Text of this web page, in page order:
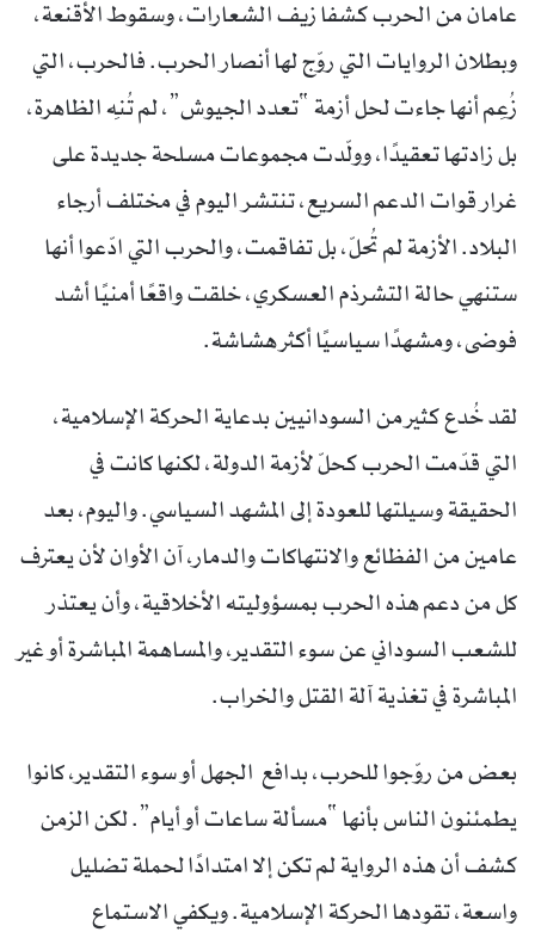
عامان من الحرب كشفا زيف الشعارات، وسقوط الأقنعة،
وبطلان الروايات التي روّج لها أنصار الحرب. فالحرب، التي
زُعِم أنها جاءت لحل أزمة “تعدد الجيوش”، لم تُنهِ الظاهرة،
بل زادتها تعقيدًا، وولّدت مجموعات مسلحة جديدة على
غرار قوات الدعم السريع، تنتشر اليوم في مختلف أرجاء
البلاد. الأزمة لم تُحلّ، بل تفاقمت، والحرب التي ادّعوا أنها
ستنهي حالة التشرذم العسكري، خلقت واقعًا أمنيًا أشد
فوضى، ومشهدًا سياسيًا أكثر هشاشة.
لقد خُدع كثير من السودانيين بدعاية الحركة الإسلامية،
التي قدّمت الحرب كحلّ لأزمة الدولة، لكنها كانت في
الحقيقة وسيلتها للعودة إلى المشهد السياسي. واليوم، بعد
عامين من الفظائع والانتهاكات والدمار، آن الأوان لأن يعترف
كل من دعم هذه الحرب بمسؤوليته الأخلاقية، وأن يعتذر
للشعب السوداني عن سوء التقدير، والمساهمة المباشرة أو غير
المباشرة في تغذية آلة القتل والخراب.
بعض من روّجوا للحرب، بدافع الجهل أو سوء التقدير، كانوا
يطمئنون الناس بأنها “مسألة ساعات أو أيام”. لكن الزمن
كشف أن هذه الرواية لم تكن إلا امتدادًا لحملة تضليل
واسعة، تقودها الحركة الإسلامية. ويكفي الاستماع